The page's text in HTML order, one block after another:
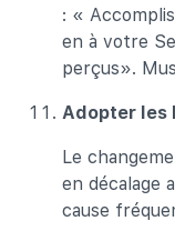
: «
en à votre
perçus».
Adopter les
Le
en décalage
cause